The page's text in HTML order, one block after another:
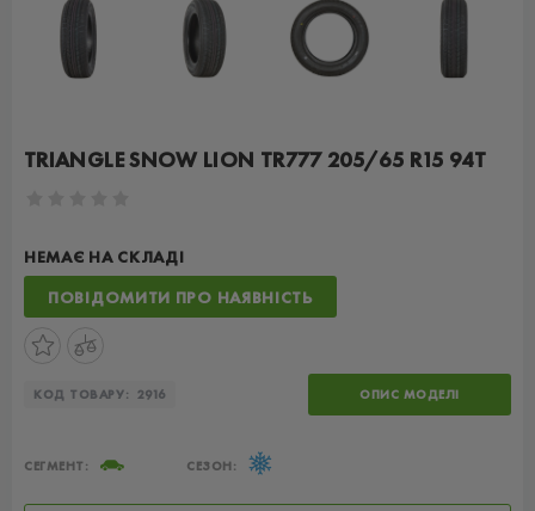
TRIANGLE SNOW LION TR777 205/65 R15 94T
НЕМАЄ НА СКЛАДІ
ПОВІДОМИТИ ПРО НАЯВНІСТЬ
КОД ТОВАРУ: 2916 ОПИС МОДЕЛІ
СЕГМЕНТ: СЕЗОН: